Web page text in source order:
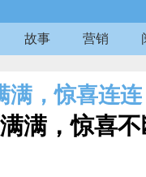
故事 营销
满，惊喜连连
满，惊喜